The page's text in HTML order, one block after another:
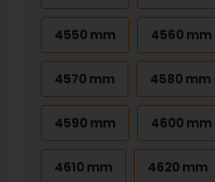
4550 mm 4560 mm
4570 mm 4580 mm
4590 mm 4600 mm
4610 mm 4620 mm